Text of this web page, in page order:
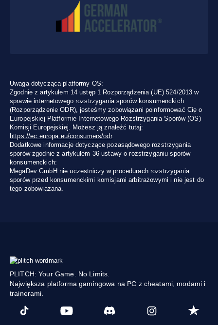
Uwaga dotycząca platformy OS:
Zgodnie z artykułem 14 ustęp 1 Rozporządzenia (UE) 524/2013 w
sprawie internetowego rozstrzygania sporów konsumenckich
(Rozporządzenie ODR), jesteśmy zobowiązani poinformować Cię o
Europejskiej Platformie Internetowego Rozstrzygania Sporów (OS)
Komisji Europejskiej. Możesz ją znaleźć tutaj:
https://ec.europa.eu/consumers/odr.
Dodatkowe informacje dotyczące pozasądowego rozstrzygania
sporów zgodnie z artykułem 36 ustawy o rozstrzyganiu sporów
konsumenckich:
MegaDev GmbH nie uczestniczy w procedurach rozstrzygania
sporów przed konsumenckimi komisjami arbitrażowymi i nie jest do
tego zobowiązana.
PLITCH: Your Game. No Limits.
Największa platforma gamingowa na PC z cheatami, modami i
trainerami.